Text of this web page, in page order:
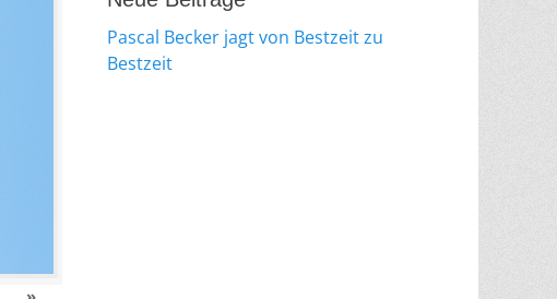
Pascal Becker jagt von Bestzeit zu
Bestzeit